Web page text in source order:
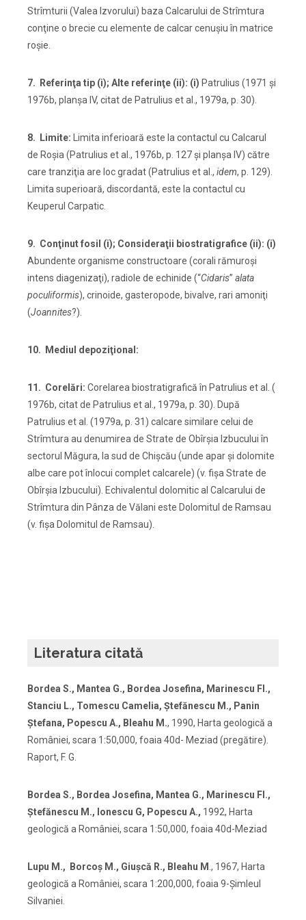
Strîmturii (Valea Izvorului) baza Calcarului de Strîmtura
conţine o brecie cu elemente de calcar cenuşiu în matrice
roşie.
7. Referinţa tip (i); Alte referinţe (ii): (i) Patrulius (1971 şi
1976b, planşa IV, citat de Patrulius et al., 1979a, p. 30).
8. Limite: Limita inferioară este la contactul cu Calcarul
de Roşia (Patrulius et al., 1976b, p. 127 şi planşa IV) către
care tranziţia are loc gradat (Patrulius et al., idem, p. 129).
Limita superioară, discordantă, este la contactul cu
Keuperul Carpatic.
9. Conţinut fosil (i); Consideraţii biostratigrafice (ii): (i)
Abundente organisme constructoare (corali rămuroşi
intens diagenizaţi), radiole de echinide (“Cidaris” alata
poculiformis), crinoide, gasteropode, bivalve, rari amoniţi
(Joannites?).
10. Mediul depoziţional:
11. Corelări: Corelarea biostratigrafică în Patrulius et al. (
1976b, citat de Patrulius et al., 1979a, p. 30). După
Patrulius et al. (1979a, p. 31) calcare similare celui de
Strîmtura au denumirea de Strate de Obîrşia Izbucului în
sectorul Măgura, la sud de Chişcău (unde apar şi dolomite
albe care pot înlocui complet calcarele) (v. fişa Strate de
Obîrşia Izbucului). Echivalentul dolomitic al Calcarului de
Strîmtura din Pânza de Vălani este Dolomitul de Ramsau
(v. fişa Dolomitul de Ramsau).
Literatura citată
Bordea S., Mantea G., Bordea Josefina, Marinescu Fl.,
Stanciu L., Tomescu Camelia, Ştefănescu M., Panin
Ştefana, Popescu A., Bleahu M., 1990, Harta geologică a
României, scara 1:50,000, foaia 40d- Meziad (pregătire).
Raport, F. G.
Bordea S., Bordea Josefina, Mantea G., Marinescu Fl.,
Ștefănescu M., Ionescu G, Popescu A., 1992, Harta
geologică a României, scara 1:50,000, foaia 40d-Meziad
Lupu M., Borcoș M., Giușcă R., Bleahu M ., 1967, Harta
geologică a României, scara 1:200,000, foaia 9-Şimleul
Silvaniei.